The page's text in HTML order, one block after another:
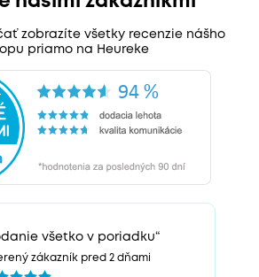
zobrazíte všetky recenzie nášho
priamo na Heureke
všetko v poriadku“
zákazník pred 2 dňami